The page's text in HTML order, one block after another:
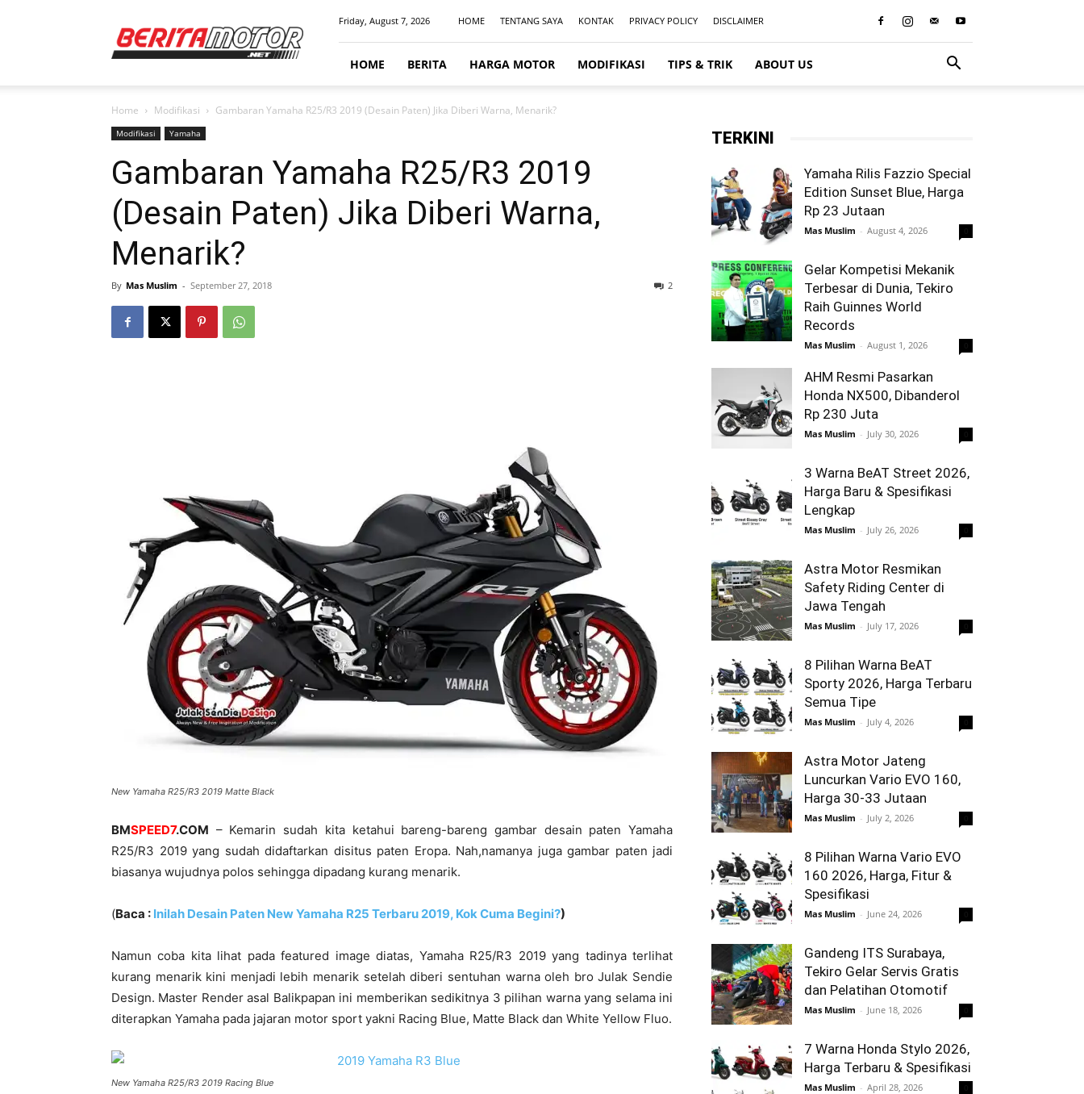
Friday, August 7, 2026 HOME TENTANG SAYA KONTAK PRIVACY POLICY DISCLAIMER
HOME BERITA HARGA MOTOR MODIFIKASI TIPS & TRIK ABOUT US
Home Modifikasi Gambaran Yamaha R25/R3 2019 (Desain Paten) Jika Diberi Warna, Menarik?
Modifikasi Yamaha
Gambaran Yamaha R25/R3 2019
(Desain Paten) Jika Diberi Warna,
Menarik?
By Mas Muslim - September 27, 2018 2
New Yamaha R25/R3 2019 Matte Black
BMSPEED7.COM – Kemarin sudah kita ketahui bareng-bareng gambar desain paten Yamaha
R25/R3 2019 yang sudah didaftarkan disitus paten Eropa. Nah,namanya juga gambar paten jadi
biasanya wujudnya polos sehingga dipadang kurang menarik.
(Baca : Inilah Desain Paten New Yamaha R25 Terbaru 2019, Kok Cuma Begini?)
Namun coba kita lihat pada featured image diatas, Yamaha R25/R3 2019 yang tadinya terlihat
kurang menarik kini menjadi lebih menarik setelah diberi sentuhan warna oleh bro Julak Sendie
Design. Master Render asal Balikpapan ini memberikan sedikitnya 3 pilihan warna yang selama ini
diterapkan Yamaha pada jajaran motor sport yakni Racing Blue, Matte Black dan White Yellow Fluo.
New Yamaha R25/R3 2019 Racing Blue
TERKINI
Yamaha Rilis Fazzio Special
Edition Sunset Blue, Harga
Rp 23 Jutaan
Mas Muslim - August 4, 2026
Gelar Kompetisi Mekanik
Terbesar di Dunia, Tekiro
Raih Guinnes World
Records
Mas Muslim - August 1, 2026
AHM Resmi Pasarkan
Honda NX500, Dibanderol
Rp 230 Juta
Mas Muslim - July 30, 2026
3 Warna BeAT Street 2026,
Harga Baru & Spesifikasi
Lengkap
Mas Muslim - July 26, 2026
Astra Motor Resmikan
Safety Riding Center di
Jawa Tengah
Mas Muslim - July 17, 2026
8 Pilihan Warna BeAT
Sporty 2026, Harga Terbaru
Semua Tipe
Mas Muslim - July 4, 2026
Astra Motor Jateng
Luncurkan Vario EVO 160,
Harga 30-33 Jutaan
Mas Muslim - July 2, 2026
8 Pilihan Warna Vario EVO
160 2026, Harga, Fitur &
Spesifikasi
Mas Muslim - June 24, 2026
Gandeng ITS Surabaya,
Tekiro Gelar Servis Gratis
dan Pelatihan Otomotif
Mas Muslim - June 18, 2026
7 Warna Honda Stylo 2026,
Harga Terbaru & Spesifikasi
Mas Muslim - April 28, 2026